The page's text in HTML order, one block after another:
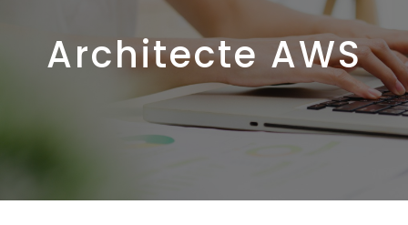
Architecte AWS